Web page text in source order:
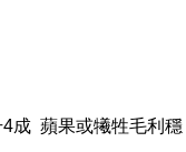
成 蘋果或犧牲毛利穩